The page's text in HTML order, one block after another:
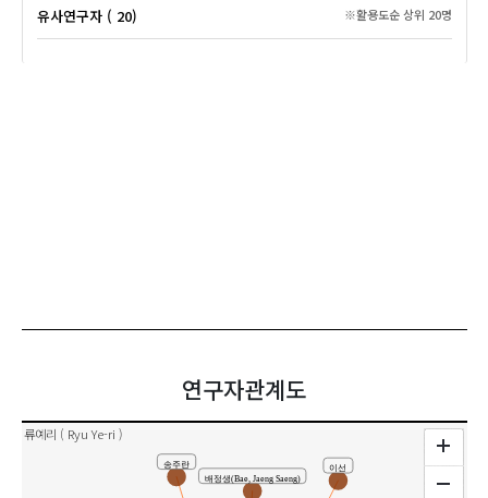
유사연구자 ( 20) ※활용도순 상위 20명
연구자관계도
류예리 ( Ryu Ye-ri )
배정생(Bae, Jaeng Saeng)
송주란 이선